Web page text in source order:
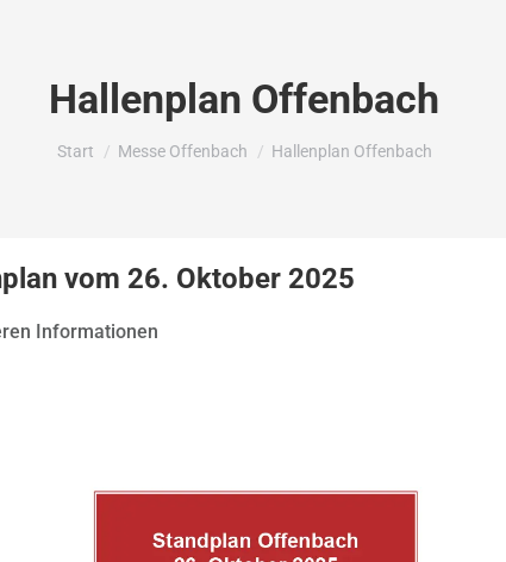
Hallenplan Offenbach
Sie befinden sich hier:
Start Messe Offenbach Hallenplan Offenbach
vom 26. Oktober 2025
Informationen